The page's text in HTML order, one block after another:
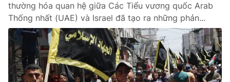
Pháp luật
Y tế
Thế giới
thường hóa quan hệ giữa Các Tiểu vương quốc Arab
Thống nhất (UAE) và Israel đã tạo ra những phản...